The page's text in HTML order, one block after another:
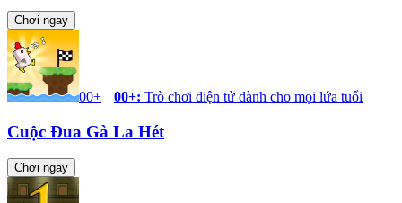
Chơi ngay
00+ 00+: Trò chơi điện tử dành cho mọi lứa tuổi
Cuộc Đua Gà La Hét
Chơi ngay